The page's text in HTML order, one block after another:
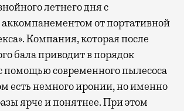
летнего дня с
от портативной
Компания, которая после
бала приводит в порядок
помощью современного пылесоса
есть немного иронии, но именно
ярче и понятнее. При этом